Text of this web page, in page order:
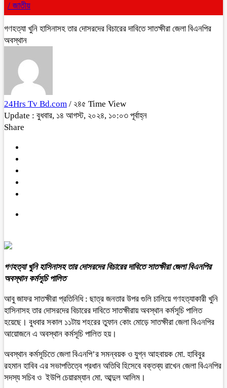
/ জাতীয়
গণহত্যা খুনি হাসিনাসহ তার দোসরদের বিচারের দাবিতে সাতক্ষীরা জেলা বিএনপির
অবস্থান
24Hrs Tv Bd.com / ২৪৫ Time View
Update : বুধবার, ১৪ আগস্ট, ২০২৪, ১০:০৩ পূর্বাহ্ন
Share
গণহত্যা খুনি হাসিনাসহ তার দোসরদের বিচারের দাবিতে সাতক্ষীরা জেলা বিএনপির
অবস্থান কর্মসূচি পালিত
আবু জাফর সাতক্ষীরা প্রতিনিধি : ছাত্র জনতার উপর গুলি চালিয়ে গণহত্যাকারী খুনি
হাসিনাসহ তার দোসরদের বিচারের দাবিতে সাতক্ষীরায় অবস্থান কর্মসূচি পালিত
হয়েছে। বুধবার সকাল ১১টায় শহরের তুফান কোং মোড়ে সাতক্ষীরা জেলা বিএনপির
আয়োজনে এ অবস্থান কর্মসূচি পালিত হয়।
অবস্থান কর্মসূচিতে জেলা বিএনপি’র সমন্বয়ক ও যুগ্ন আহবায়ক মো. হাবিবুর
রহমান হাবিব এর সভাপতিত্বে প্রধান অতিথি হিসেবে বক্তব্য রাখেন জেলা বিএনপির
সদস্য সচিব ও ইউপি চেয়ারম্যান মো. আব্দুল আলিম।